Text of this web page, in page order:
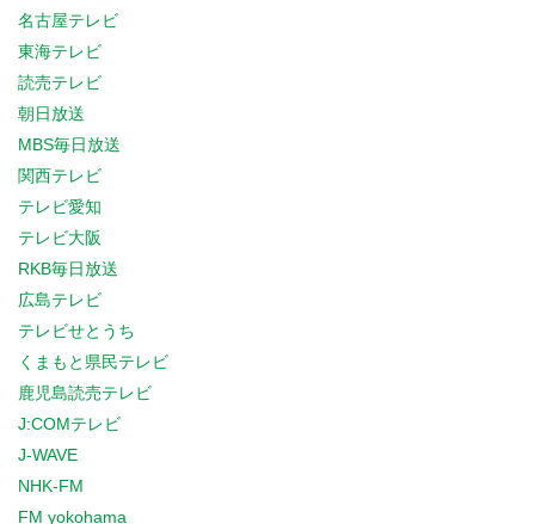
名古屋テレビ
東海テレビ
読売テレビ
朝日放送
MBS毎日放送
関西テレビ
テレビ愛知
テレビ大阪
RKB毎日放送
広島テレビ
テレビせとうち
くまもと県民テレビ
鹿児島読売テレビ
J:COMテレビ
J-WAVE
NHK-FM
FM yokohama